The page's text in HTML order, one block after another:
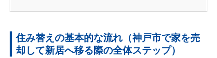
住み替えの基本的な流れ（神戸市で家を売
却して新居へ移る際の全体ステップ）